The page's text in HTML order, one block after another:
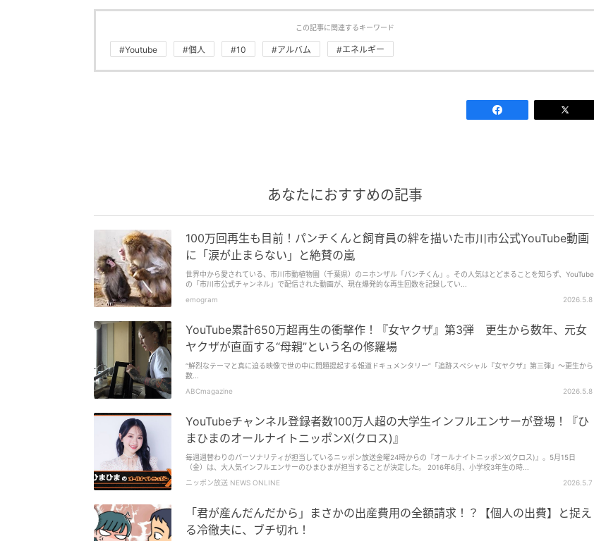
この記事に関連するキーワード
#Youtube #個人 #10 #アルバム #エネルギー
あなたにおすすめの記事
100万回再生も目前！パンチくんと飼育員の絆を描いた市川市公式YouTube動画
に「涙が止まらない」と絶賛の嵐
世界中から愛されている、市川市動植物園（千葉県）のニホンザル「パンチくん」。その人気はとどまることを知らず、YouTube
の「市川市公式チャンネル」で配信された動画が、現在爆発的な再生回数を記録してい...
emogram
2026.5.8
YouTube累計650万超再生の衝撃作！『女ヤクザ』第3弾 更生から数年、元女
ヤクザが直面する“母親”という名の修羅場
“鮮烈なテーマと真に迫る映像で世の中に問題提起する報道ドキュメンタリー”「追跡スペシャル『女ヤクザ』第三弾」〜更生から
数...
ABCmagazine
2026.5.8
YouTubeチャンネル登録者数100万人超の大学生インフルエンサーが登場！『ひ
まひまのオールナイトニッポンX(クロス)』
毎週週替わりのパーソナリティが担当しているニッポン放送金曜24時からの『オールナイトニッポンX(クロス)』。5月15日
（金）は、大人気インフルエンサーのひまひまが担当することが決定した。 2016年6月、小学校3年生の時...
ニッポン放送 NEWS ONLINE
2026.5.7
「君が産んだんだから」まさかの出産費用の全額請求！？【個人の出費】と捉え
る冷徹夫に、ブチ切れ！